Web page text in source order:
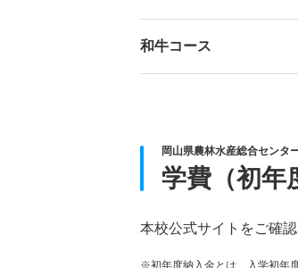
和牛コース
岡山県農林水産総合センタ
学費（初年
本校公式サイトをご確認
※初年度納入金とは、入学初年